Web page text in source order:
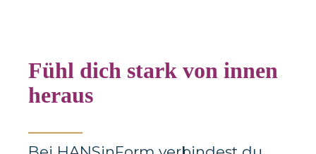
Fühl dich stark von innen
heraus
_______